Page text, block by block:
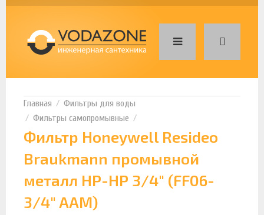
Фильтры для воды
Фильтры самопромывные
Фильтр Honeywell Resideo
Braukmann промывной
металл НР-НР 3/4" (FF06-
3/4" AAM)